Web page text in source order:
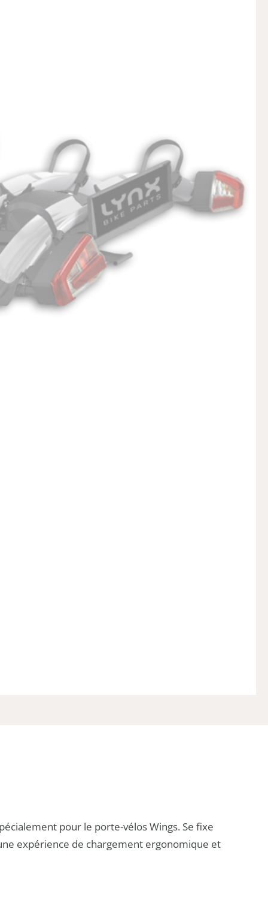
pour le porte-vélos Wings. Se fixe
expérience de chargement ergonomique et